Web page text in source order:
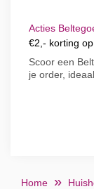
Acties
€2,- korting
Scoor een
je order,
Home